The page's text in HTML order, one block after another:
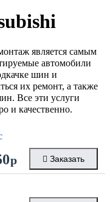
является самым
автомобили
шин и
их ремонт, а также
Все эти услуги
и качественно.
р Заказать